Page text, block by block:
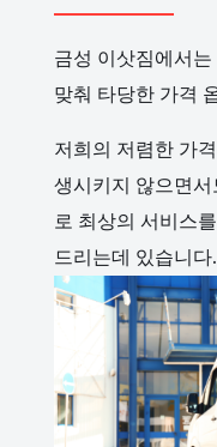
금성 이삿짐에서
맞춰 타당한 가격
저희의 저렴한 가
생시키지 않으면
로 최상의 서비스
드리는데 있습니다.